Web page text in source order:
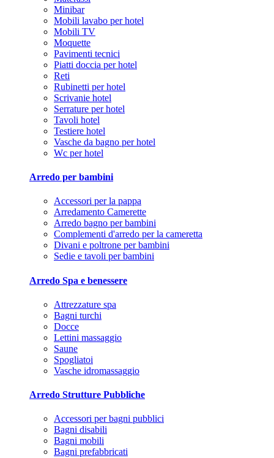
Minibar
Mobili lavabo per hotel
Mobili TV
Moquette
Pavimenti tecnici
Piatti doccia per hotel
Reti
Rubinetti per hotel
Scrivanie hotel
Serrature per hotel
Tavoli hotel
Testiere hotel
Vasche da bagno per hotel
Wc per hotel
Arredo per bambini
Accessori per la pappa
Arredamento Camerette
Arredo bagno per bambini
Complementi d'arredo per la cameretta
Divani e poltrone per bambini
Sedie e tavoli per bambini
Arredo Spa e benessere
Attrezzature spa
Bagni turchi
Docce
Lettini massaggio
Saune
Spogliatoi
Vasche idromassaggio
Arredo Strutture Pubbliche
Accessori per bagni pubblici
Bagni disabili
Bagni mobili
Bagni prefabbricati